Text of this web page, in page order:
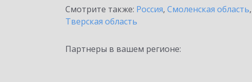
Смотрите также: Россия, Смоленская область,
Тверская область
Партнеры в вашем регионе: